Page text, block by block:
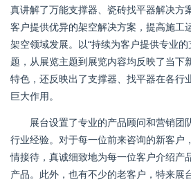
真讲解了万能支撑器、瓷砖找平器解决方
客户提供优异的架空解决方案，提高施工
架空领域发展。以“持续为客户提供专业
题，从展览主题到展览内容均反映了当下
特色，还反映出了支撑器、找平器在各行
巨大作用。
展台设置了专业的产品顾问和营销团
行业经验。对于每一位前来咨询的新客户
情接待，真诚细致地为每一位客户介绍产
产品。此外，也有不少的老客户，特来展